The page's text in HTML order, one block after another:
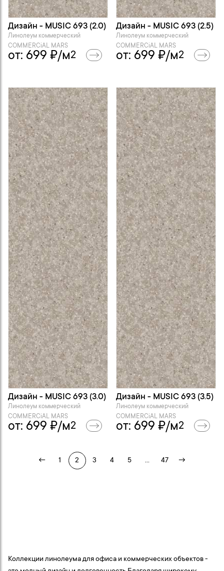
Дизайн - MUSIC 693 (2.0)
Линолеум коммерческий
COMMERCiAL MARS
от: 699 ₽/м2
Дизайн - MUSIC 693 (2.5)
Линолеум коммерческий
COMMERCiAL MARS
от: 699 ₽/м2
Дизайн - MUSIC 693 (3.0)
Линолеум коммерческий
COMMERCiAL MARS
от: 699 ₽/м2
Дизайн - MUSIC 693 (3.5)
Линолеум коммерческий
COMMERCiAL MARS
от: 699 ₽/м2
← 1 2 3 4 5 ... 47 →
Коллекции линолеума для офиса и коммерческих объектов -